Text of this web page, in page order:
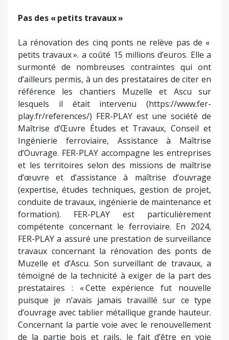
Pas des « petits travaux »
La rénovation des cinq ponts ne relève pas de «
petits travaux ». a coûté 15 millions d’euros. Elle a
surmonté de nombreuses contraintes qui ont
d’ailleurs permis, à un des prestataires de citer en
référence les chantiers Muzelle et Ascu sur
lesquels il était intervenu (https://www.fer-
play.fr/references/) FER-PLAY est une société de
Maîtrise d’Œuvre Études et Travaux, Conseil et
Ingénierie ferroviaire, Assistance à Maîtrise
d’Ouvrage. FER-PLAY accompagne les entreprises
et les territoires selon des missions de maîtrise
d’œuvre et d’assistance à maîtrise d’ouvrage
(expertise, études techniques, gestion de projet,
conduite de travaux, ingénierie de maintenance et
formation). FER-PLAY est particulièrement
compétente concernant le ferroviaire. En 2024,
FER-PLAY a assuré une prestation de surveillance
travaux concernant la rénovation des ponts de
Muzelle et d’Ascu. Son surveillant de travaux, a
témoigné de la technicité à exiger de la part des
prestataires : « Cette expérience fut nouvelle
puisque je n’avais jamais travaillé sur ce type
d’ouvrage avec tablier métallique grande hauteur.
Concernant la partie voie avec le renouvellement
de la partie bois et rails, le fait d’être en voie